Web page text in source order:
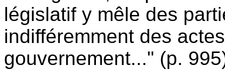
législatif y mêle des
indifféremment des
gouvernement..." (p.